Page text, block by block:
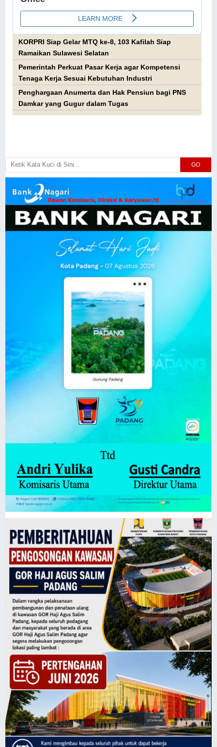
KORPRI Siap Gelar MTQ ke-8, 103 Kafilah Siap
Ramaikan Sulawesi Selatan
Pemerintah Perkuat Pasar Kerja agar Kompetensi
Tenaga Kerja Sesuai Kebutuhan Industri
Penghargaan Anumerta dan Hak Pensiun bagi PNS
Damkar yang Gugur dalam Tugas
GO